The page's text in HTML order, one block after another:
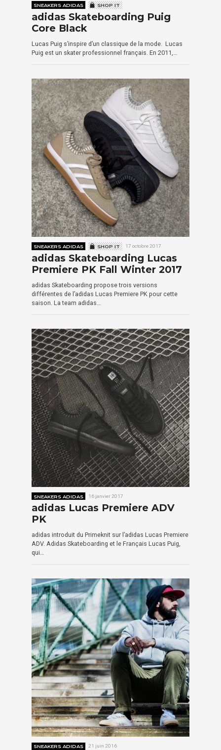
SNEAKERS ADIDAS SHOP IT
adidas Skateboarding Puig
Core Black
Lucas Puig s’inspire d’un classique de la mode. Lucas
Puig est un skater professionnel français. En 2011,…
SNEAKERS ADIDAS SHOP IT 17 octobre 2017
adidas Skateboarding Lucas
Premiere PK Fall Winter 2017
adidas Skateboarding propose trois versions
différentes de l’adidas Lucas Premiere PK pour cette
saison. La team adidas…
SNEAKERS ADIDAS 16 janvier 2017
adidas Lucas Premiere ADV
PK
adidas introduit du Primeknit sur l’adidas Lucas Premiere
ADV. Adidas Skateboarding et le Français Lucas Puig,
qui…
SNEAKERS ADIDAS 21 juin 2016